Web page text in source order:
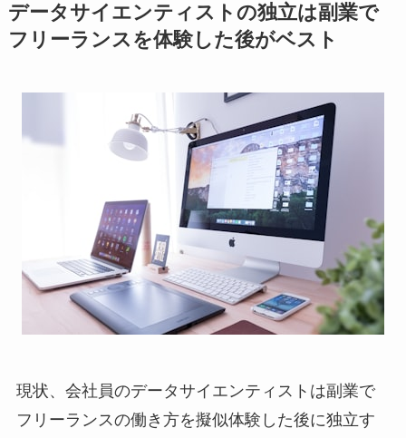
データサイエンティストの独立は副業で
フリーランスを体験した後がベスト
現状、会社員のデータサイエンティストは副業で
フリーランスの働き方を擬似体験した後に独立す